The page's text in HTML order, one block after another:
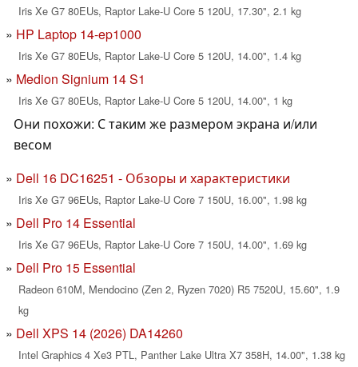
Iris Xe G7 80EUs, Raptor Lake-U Core 5 120U, 17.30", 2.1 kg
HP Laptop 14-ep1000
Iris Xe G7 80EUs, Raptor Lake-U Core 5 120U, 14.00", 1.4 kg
Medion Signium 14 S1
Iris Xe G7 80EUs, Raptor Lake-U Core 5 120U, 14.00", 1 kg
Они похожи: С таким же размером экрана и/или
весом
Dell 16 DC16251 - Обзоры и характеристики
Iris Xe G7 96EUs, Raptor Lake-U Core 7 150U, 16.00", 1.98 kg
Dell Pro 14 Essential
Iris Xe G7 96EUs, Raptor Lake-U Core 7 150U, 14.00", 1.69 kg
Dell Pro 15 Essential
Radeon 610M, Mendocino (Zen 2, Ryzen 7020) R5 7520U, 15.60", 1.9
kg
Dell XPS 14 (2026) DA14260
Intel Graphics 4 Xe3 PTL, Panther Lake Ultra X7 358H, 14.00", 1.38 kg